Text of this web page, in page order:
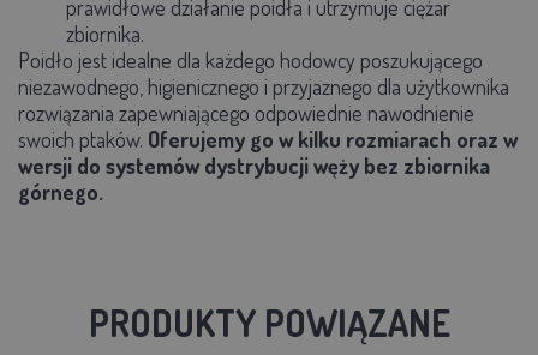
prawidłowe działanie poidła i utrzymuje ciężar
zbiornika.
Poidło jest idealne dla każdego hodowcy poszukującego
niezawodnego, higienicznego i przyjaznego dla użytkownika
rozwiązania zapewniającego odpowiednie nawodnienie
swoich ptaków. Oferujemy go w kilku rozmiarach oraz w
wersji do systemów dystrybucji węży bez zbiornika
górnego.
PRODUKTY POWIĄZANE